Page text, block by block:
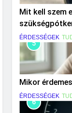
Mit kell szem
ÉRDESSÉGEK
5
Mikor
ÉRDESSÉGEK
6